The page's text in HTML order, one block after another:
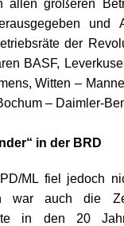
allen größeren
und
der
BASF,
Witten –
– Daimler-
in der BRD
ML fiel jedoch
war auch die
in den 20